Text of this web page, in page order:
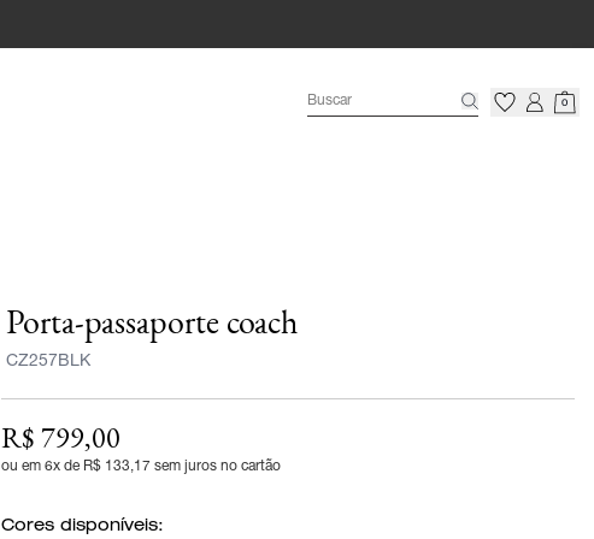
0
Porta-passaporte coach
CZ257BLK
R$ 799,00
ou em 6x de R$ 133,17 sem juros no cartão
Cores disponíveis: